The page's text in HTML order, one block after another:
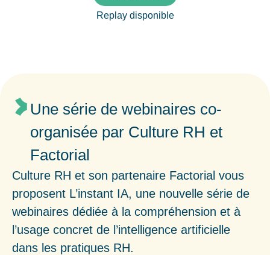
Replay disponible
Une série de webinaires co-
organisée par Culture RH et
Factorial
Culture RH et son partenaire Factorial vous
proposent L’instant IA, une nouvelle série de
webinaires dédiée à la compréhension et à
l’usage concret de l’intelligence artificielle
dans les pratiques RH.